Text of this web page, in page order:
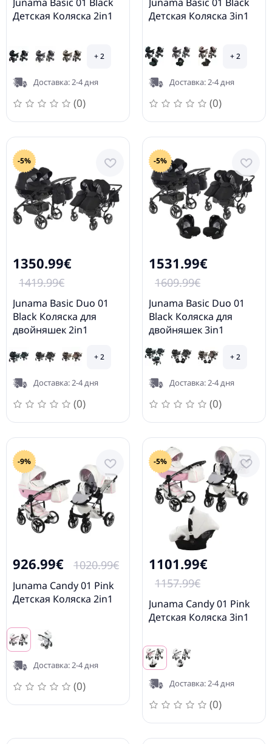
Детская Коляска 2in1
+ 2
Доставка: 2-4 дня
(0)
Детская Коляска 3in1
+ 2
Доставка: 2-4 дня
(0)
-5%
1350.99€
1419.99€
Junama Basic Duo 01
Black Коляска для
двойняшек 2in1
+ 2
Доставка: 2-4 дня
(0)
-5%
1531.99€
1609.99€
Junama Basic Duo 01
Black Коляска для
двойняшек 3in1
+ 2
Доставка: 2-4 дня
(0)
-9%
926.99€ 1020.99€
Junama Candy 01 Pink
Детская Коляска 2in1
Доставка: 2-4 дня
(0)
-5%
1101.99€
1157.99€
Junama Candy 01 Pink
Детская Коляска 3in1
Доставка: 2-4 дня
(0)